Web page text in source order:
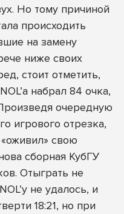
Но тому причиной
происходить
на замену
ниже своих
стоит отметить,
набрал 84 очка,
очередную
игрового отрезка,
свою
сборная КубГУ
Отыграть не
не удалось, и
18:21, но при